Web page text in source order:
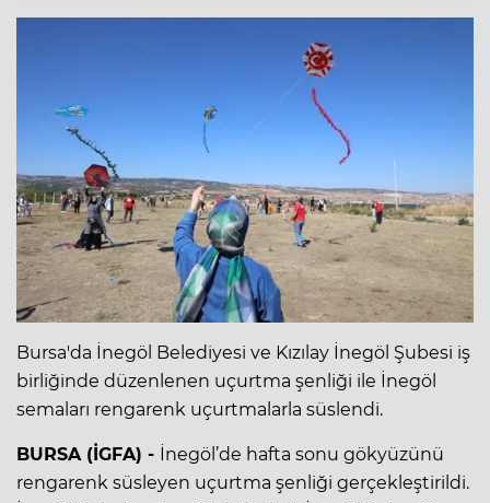
Bursa'da İnegöl Belediyesi ve Kızılay İnegöl Şubesi iş
birliğinde düzenlenen uçurtma şenliği ile İnegöl
semaları rengarenk uçurtmalarla süslendi.
BURSA (İGFA) - İnegöl’de hafta sonu gökyüzünü
rengarenk süsleyen uçurtma şenliği gerçekleştirildi.